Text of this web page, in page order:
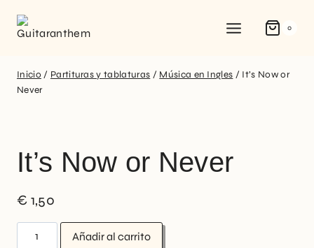
0
Inicio / Partituras y tablaturas / Música en Ingles / It’s Now or
Never
It’s Now or Never
€ 1,50
Añadir al carrito